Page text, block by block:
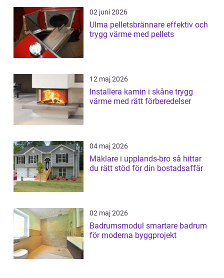
02 juni 2026
Ulma pelletsbrännare effektiv och
trygg värme med pellets
12 maj 2026
Installera kamin i skåne trygg
värme med rätt förberedelser
04 maj 2026
Mäklare i upplands-bro så hittar
du rätt stöd för din bostadsaffär
02 maj 2026
Badrumsmodul smartare badrum
för moderna byggprojekt